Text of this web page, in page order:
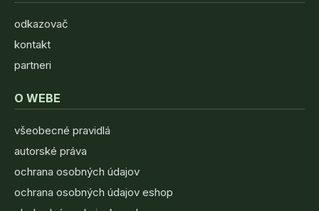
odkazovač
kontakt
partneri
O WEBE
všeobecné pravidlá
autorské práva
ochrana osobných údajov
ochrana osobných údajov eshop